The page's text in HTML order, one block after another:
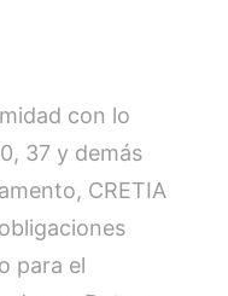
con lo
37 y demás
CRETIA
para el